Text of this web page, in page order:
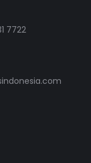
7722